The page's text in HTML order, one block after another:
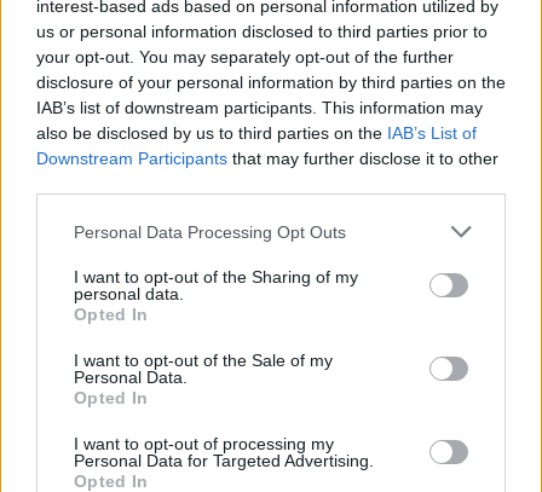
interest-based ads based on personal information utilized by
us or personal information disclosed to third parties prior to
your opt-out. You may separately opt-out of the further
disclosure of your personal information by third parties on the
IAB’s list of downstream participants. This information may
also be disclosed by us to third parties on the IAB’s List of
Downstream Participants that may further disclose it to other
Personal Data Processing Opt Outs
I want to opt-out of the Sharing of my
personal data.
Opted In
I want to opt-out of the Sale of my
Personal Data.
Opted In
I want to opt-out of processing my
Personal Data for Targeted Advertising.
Opted In
Μεταξύ των νεκρών που ανασύρθηκαν
περιλαμβάνονται δύο γυναίκες και δύο παιδιά.
Διαβάστε περισσότερα→